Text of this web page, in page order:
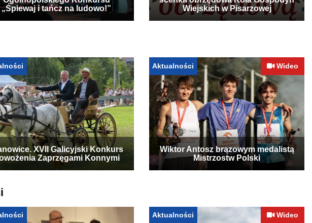
Ogólnopolskiego Konkursu
„Śpiewaj i tańcz na ludowo!”
scenka obrzędowa Koła Gospodyń
Wiejskich w Pisarzowej
XVII Galicyjski Konkurs
Zaprzęgami Konnymi
Aktualności Wideo
Wiktor Antosz brązowym medalistą
Mistrzostw Polski
Aktualności Wideo